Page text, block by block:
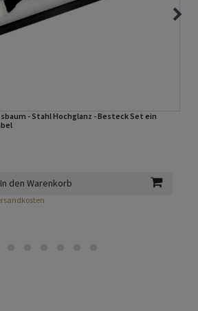
- Stahl Hochglanz - Besteck Set ein
In den Warenkorb